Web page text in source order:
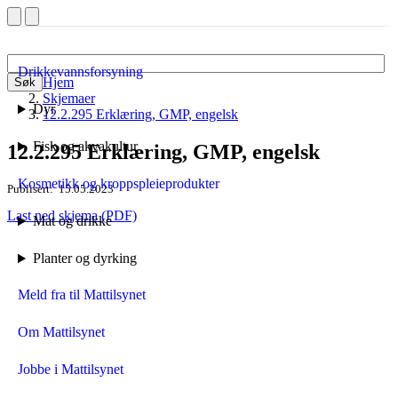
Søk
Drikkevannsforsyning
Dyr
Fisk og akvakultur
Kosmetikk og kroppspleieprodukter
Mat og drikke
Planter og dyrking
Meld fra til Mattilsynet
Om Mattilsynet
Jobbe i Mattilsynet
Hjem
Skjemaer
12.2.295 Erklæring, GMP, engelsk
12.2.295 Erklæring, GMP, engelsk
Publisert 15.05.2023
Last ned skjema (PDF)